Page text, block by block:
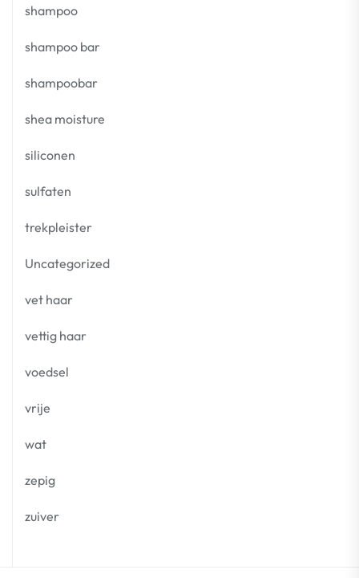
shampoo
shampoo bar
shampoobar
shea moisture
siliconen
sulfaten
trekpleister
Uncategorized
vet haar
vettig haar
voedsel
vrije
wat
zepig
zuiver